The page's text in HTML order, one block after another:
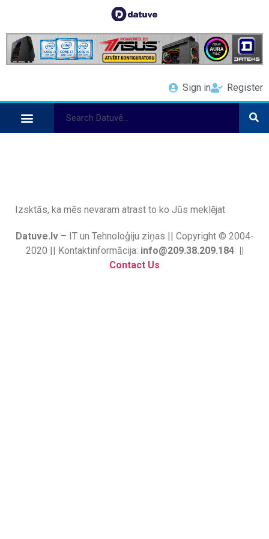
Sign in Register
Izsktās, ka mēs nevaram atrast to ko Jūs meklējat
Datuve.lv– IT un Tehnoloģiju ziņas || Copyright © 2004-
2020 || Kontaktinformācija: info@209.38.209.184 ||
Contact Us